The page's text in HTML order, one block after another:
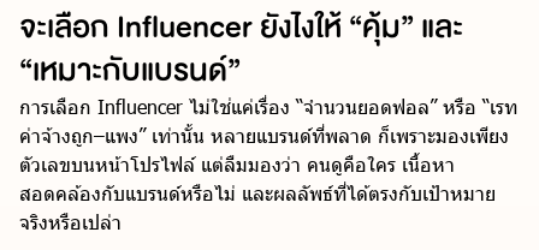
จะเลือก Influencer ยังไงให้ “คุ้ม” และ
“เหมาะกับแบรนด์”
การเลือก Influencer ไม่ใช่แค่เรื่อง “จำนวนยอดฟอล” หรือ “เรท
ค่าจ้างถูก–แพง” เท่านั้น หลายแบรนด์ที่พลาด ก็เพราะมองเพียง
ตัวเลขบนหน้าโปรไฟล์ แต่ลืมมองว่า คนดูคือใคร เนื้อหา
สอดคล้องกับแบรนด์หรือไม่ และผลลัพธ์ที่ได้ตรงกับเป้าหมาย
จริงหรือเปล่า